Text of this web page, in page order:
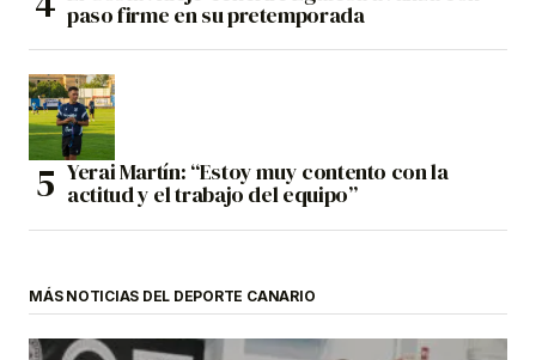
paso firme en su pretemporada
Yerai Martín: “Estoy muy contento con la
actitud y el trabajo del equipo”
MÁS NOTICIAS DEL DEPORTE CANARIO